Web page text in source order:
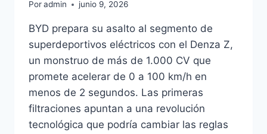
Poradmin junio 9, 2026
BYD prepara su asalto al segmento de
superdeportivos eléctricos con el Denza Z,
un monstruo de más de 1.000 CV que
promete acelerar de 0 a 100 km/h en
menos de 2 segundos. Las primeras
filtraciones apuntan a una revolución
tecnológica que podría cambiar las reglas